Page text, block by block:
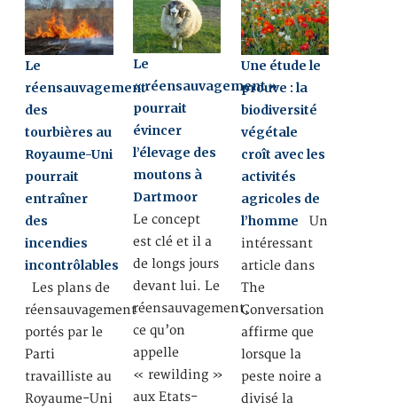
Le
réensauvagement
des
tourbières au
Royaume-Uni
pourrait
entraîner
des
incendies
incontrôlables
Les plans de
réensauvagement
portés par le
Parti
travailliste au
Royaume-Uni
Le
« réensauvagement »
pourrait
évincer
l’élevage des
moutons à
Dartmoor
Le concept
est clé et il a
de longs jours
devant lui. Le
réensauvagement,
ce qu’on
appelle
« rewilding »
aux Etats-
Une étude le
prouve : la
biodiversité
végétale
croît avec les
activités
agricoles de
l’homme Un
intéressant
article dans
The
Conversation
affirme que
lorsque la
peste noire a
divisé la